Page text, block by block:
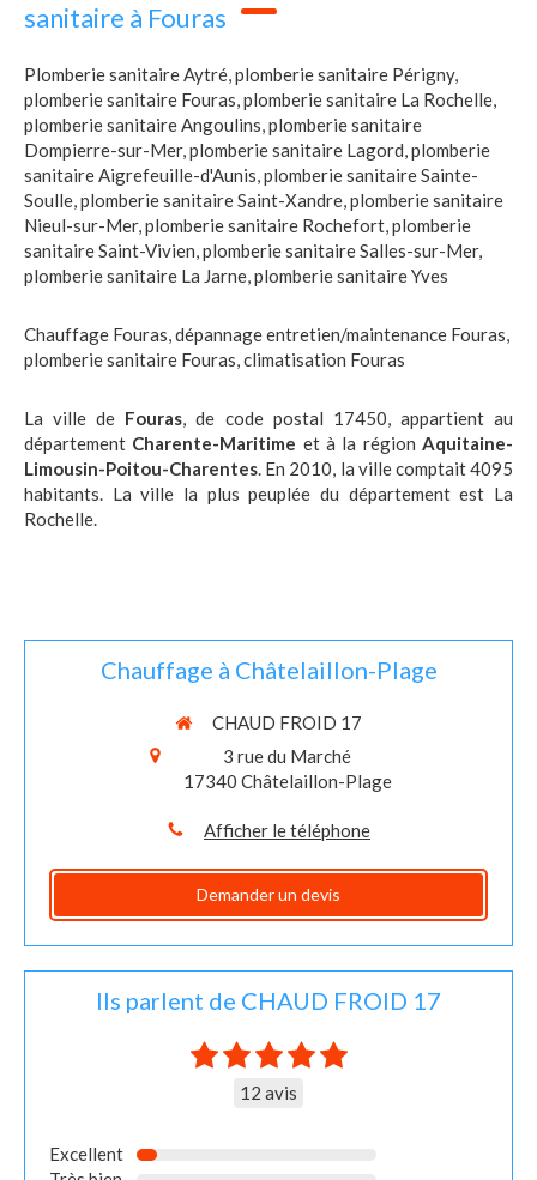
sanitaire à Fouras
Plomberie sanitaire Aytré,plomberie sanitaire Périgny,
plomberie sanitaire Fouras,plomberie sanitaire La Rochelle,
plomberie sanitaire Angoulins,plomberie sanitaire
Dompierre-sur-Mer,plomberie sanitaire Lagord,plomberie
sanitaire Aigrefeuille-d'Aunis,plomberie sanitaire Sainte-
Soulle,plomberie sanitaire Saint-Xandre,plomberie sanitaire
Nieul-sur-Mer,plomberie sanitaire Rochefort,plomberie
sanitaire Saint-Vivien,plomberie sanitaire Salles-sur-Mer,
plomberie sanitaire La Jarne,plomberie sanitaire Yves
Chauffage Fouras,dépannage entretien/maintenance Fouras,
plomberie sanitaire Fouras,climatisation Fouras
La ville de Fouras, de code postal 17450, appartient au
département Charente-Maritime et à la régionAquitaine-
Limousin-Poitou-Charentes. En 2010, la ville comptait 4095
habitants. La ville la plus peuplée du département est La
Rochelle.
Chauffage à Châtelaillon-Plage
CHAUD FROID 17
3 rue du Marché
17340 Châtelaillon-Plage
Afficher le téléphone
Demander un devis
Ils parlent de CHAUD FROID 17
12 avis
Excellent